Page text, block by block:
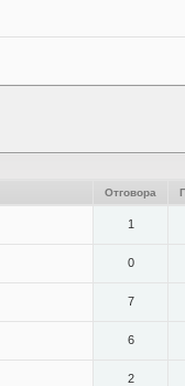
Отговора
1
0
7
6
2